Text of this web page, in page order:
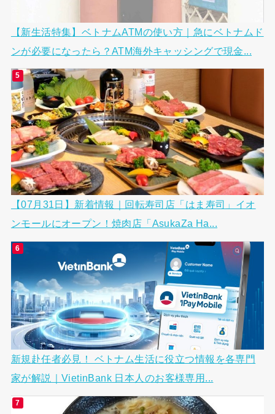
【新生活特集】ベトナムATMの使い方｜急にベトナムド
ンが必要になったら？ATM海外キャッシングで現金...
【07月31日】新着情報｜回転寿司店「はま寿司」イオ
ンモールにオープン！焼肉店「AsukaZa Ha...
新規赴任者必見！ ベトナム生活に役立つ情報を各専門
家が解説｜VietinBank 日本人のお客様専用...